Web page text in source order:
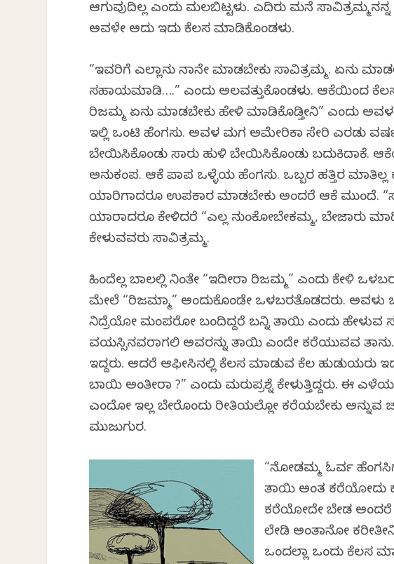
ಆಗುವುದಿಲ್ಲ ಎಂದು ಮಲಗಿಬಿಟ್ಟಳು. ಎದಿರು ಮನೆ ಸಾವಿತ್ರಮ್ಮನನ್ನ
ಅವಳೇ ಅದು ಇದು ಕೆಲಸ ಮಾಡಿಕೊಂಡಳು.
“ಇವರಿಗೆ ಎಲ್ಲಾನು ನಾನೇ ಮಾಡಬೇಕು ಸಾವಿತ್ರಮ್ಮ. ಏನು
ಸಹಾಯಮಾಡಿ….” ಎಂದು ಅಲವತ್ತುಕೊಂಡಳು. ಆಕೆಯಿಂದ
ಗಿರಿಜಮ್ಮ ಏನು ಮಾಡಬೇಕು ಹೇಳಿ ಮಾಡಿಕೊಡ್ತೀನಿ” ಎಂದು
ಇಲ್ಲಿ ಒಂಟಿ ಹೆಂಗಸು. ಅವಳ ಮಗ ಅಮೇರಿಕಾ ಸೇರಿ ಎರಡು ವರ್ಷ.
ಬೇಯಿಸಿಕೊಂಡು ಸಾರು ಹುಳಿ ಬೇಯಿಸಿಕೊಂಡು ಬದುಕಿದಾಕೆ.
ಅನುಕಂಪ. ಆಕೆ ಪಾಪ ಒಳ್ಳೆಯ ಹೆಂಗಸು. ಒಬ್ಬರ ಹತ್ತಿರ
ಯಾರಿಗಾದರೂ ಉಪಕಾರ ಮಾಡಬೇಕು ಅಂದರೆ ಆಕೆ ಮುಂದೆ.
ಯಾರಾದರೂ ಕೇಳಿದರೆ “ಎಲ್ಲ ನುಂಗಿಕೋಬೇಕಮ್ಮ, ಬೇಜಾರು
ಕೇಳುವವರು ಸಾವಿತ್ರಮ್ಮ.
ಹಿಂದೆಲ್ಲ ಬಾಗಿಲಲ್ಲಿ ನಿಂತೇ “ಇದೀರಾ ಗಿರಿಜಮ್ಮ” ಎಂದು ಕೇಳಿ
ಮೇಲೆ “ಗಿರಿಜಮ್ಮಾ” ಅಂದುಕೊಂಡೇ ಒಳಬರತೊಡಗಿದರು. ಅವಳು
ನಿದ್ರೆಯೋ ಮಂಪರೋ ಬಂದಿದ್ದರೆ ಬನ್ನಿ ತಾಯಿ ಎಂದು ಹೇಳುವ
ವಯಸ್ಸಿನವರಾಗಲಿ ಅವರನ್ನು ತಾಯಿ ಎಂದೇ ಕರೆಯುವವ
ಇದ್ದರು. ಆದರೆ ಆಫೀಸಿನಲ್ಲಿ ಕೆಲಸ ಮಾಡುವ ಕೆಲ ಹುಡುಗಿಯರು
ಬಾಯಿ ಅಂತೀರಾ ?” ಎಂದು ಮರುಪ್ರಶ್ನೆ ಕೇಳುತ್ತಿದ್ದರು. ಈ
ಎಂದೋ ಇಲ್ಲ ಬೇರೊಂದು ರೀತಿಯಲ್ಲೋ ಕರೆಯಬೇಕು
ಮುಜುಗುರ.
“ನೋಡಮ್ಮ ಓರ್ವ
ತಾಯಿ ಅಂತ ಕರೆಯೋದು
ಕರೆಯೋದೇ ಬೇಡ ಅಂದರೆ
ಲೇಡಿ ಅಂತಾನೋ ಕರೀತೀನಿ
ಒಂದಲ್ಲಾ ಒಂದು ಕೆಲಸ